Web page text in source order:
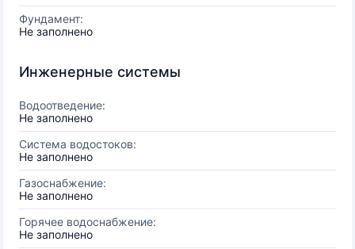
Фундамент:
Не заполнено
Инженерные системы
Водоотведение:
Не заполнено
Система водостоков:
Не заполнено
Газоснабжение:
Не заполнено
Горячее водоснабжение:
Не заполнено